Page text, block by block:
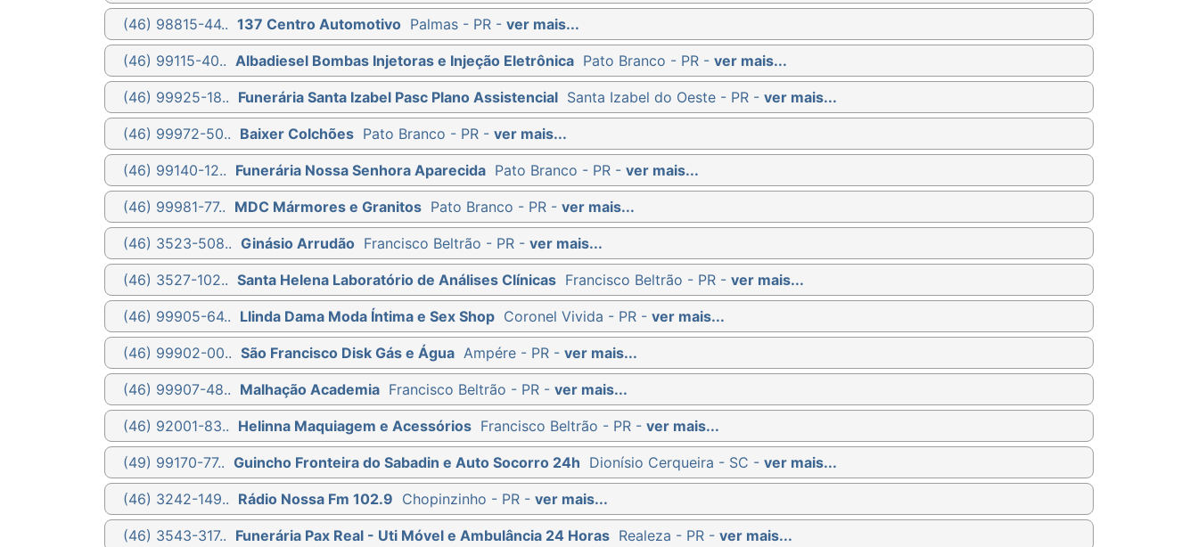
(46) 98815-44.. 137 Centro Automotivo Palmas - PR - ver mais...
(46) 99115-40.. Albadiesel Bombas Injetoras e Injeção Eletrônica Pato Branco - PR - ver mais...
(46) 99925-18.. Funerária Santa Izabel Pasc Plano Assistencial Santa Izabel do Oeste - PR - ver mais...
(46) 99972-50.. Baixer Colchões Pato Branco - PR - ver mais...
(46) 99140-12.. Funerária Nossa Senhora Aparecida Pato Branco - PR - ver mais...
(46) 99981-77.. MDC Mármores e Granitos Pato Branco - PR - ver mais...
(46) 3523-508.. Ginásio Arrudão Francisco Beltrão - PR - ver mais...
(46) 3527-102.. Santa Helena Laboratório de Análises Clínicas Francisco Beltrão - PR - ver mais...
(46) 99905-64.. Llinda Dama Moda Íntima e Sex Shop Coronel Vivida - PR - ver mais...
(46) 99902-00.. São Francisco Disk Gás e Água Ampére - PR - ver mais...
(46) 99907-48.. Malhação Academia Francisco Beltrão - PR - ver mais...
(46) 92001-83.. Helinna Maquiagem e Acessórios Francisco Beltrão - PR - ver mais...
(49) 99170-77.. Guincho Fronteira do Sabadin e Auto Socorro 24h Dionísio Cerqueira - SC - ver mais...
(46) 3242-149.. Rádio Nossa Fm 102.9 Chopinzinho - PR - ver mais...
(46) 3543-317.. Funerária Pax Real - Uti Móvel e Ambulância 24 Horas Realeza - PR - ver mais...